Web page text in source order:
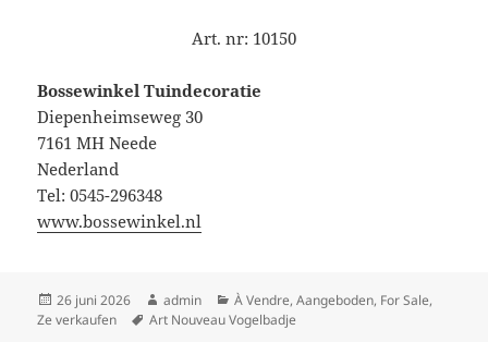
Art. nr: 10150
Bossewinkel Tuindecoratie
Diepenheimseweg 30
7161 MH Neede
Nederland
Tel: 0545-296348
www.bossewinkel.nl
Geplaatst
op
26 juni 2026 Auteur
admin Categorieën
À Vendre,Aangeboden, For Sale,
Ze verkaufen
Tags
Art Nouveau Vogelbadje